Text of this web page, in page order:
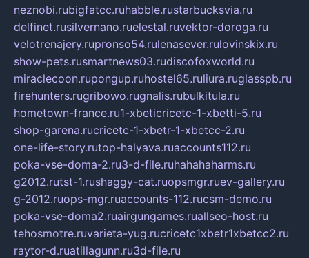
neznobi.rubigfatcc.ruhabble.rustarbucksvia.ru
delfinet.rusilvernano.ruelestal.ruvektor-doroga.ru
velotrenajery.rupronso54.rulenasever.rulovinskix.ru
show-pets.rusmartnews03.rudiscofoxworld.ru
miraclecoon.rupongup.ruhostel65.ruliura.ruglasspb.ru
firehunters.rugribowo.rugnalis.rubulkitula.ru
hometown-france.ru1-xbeticricetc-1-xbetti-5.ru
shop-garena.rucricetc-1-xbetr-1-xbetcc-2.ru
one-life-story.rutop-halyava.ruaccounts112.ru
poka-vse-doma-2.ru3-d-file.ruhahahaharms.ru
g2012.rutst-1.rushaggy-cat.ruopsmgr.ruev-gallery.ru
g-2012.ruops-mgr.ruaccounts-112.rucsm-demo.ru
poka-vse-doma2.ruairgungames.ruallseo-host.ru
tehosmotre.ruvarieta-yug.rucricetc1xbetr1xbetcc2.ru
raytor-d.ruatillagunn.ru3d-file.ru